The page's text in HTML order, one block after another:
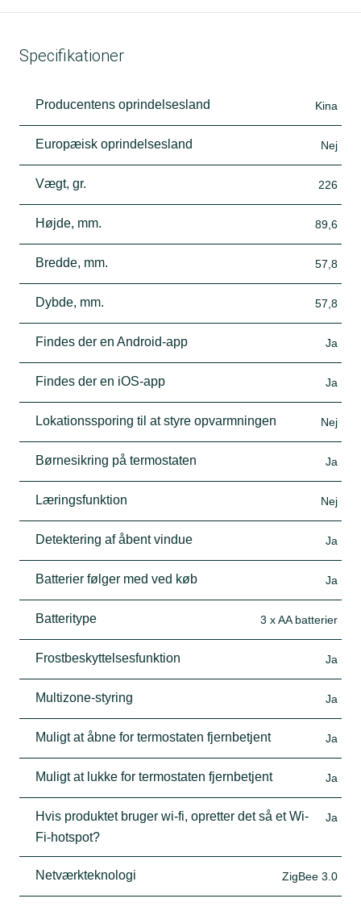
Specifikationer
Producentens oprindelsesland Kina
Europæisk oprindelsesland Nej
Vægt, gr. 226
Højde, mm. 89,6
Bredde, mm. 57,8
Dybde, mm. 57,8
Findes der en Android-app Ja
Findes der en iOS-app Ja
Lokationssporing til at styre opvarmningen Nej
Børnesikring på termostaten Ja
Læringsfunktion Nej
Detektering af åbent vindue Ja
Batterier følger med ved køb Ja
Batteritype 3 x AA batterier
Frostbeskyttelsesfunktion Ja
Multizone-styring Ja
Muligt at åbne for termostaten fjernbetjent Ja
Muligt at lukke for termostaten fjernbetjent Ja
Hvis produktet bruger wi-fi, opretter det så et Wi-
Fi-hotspot?
Ja
Netværkteknologi ZigBee 3.0